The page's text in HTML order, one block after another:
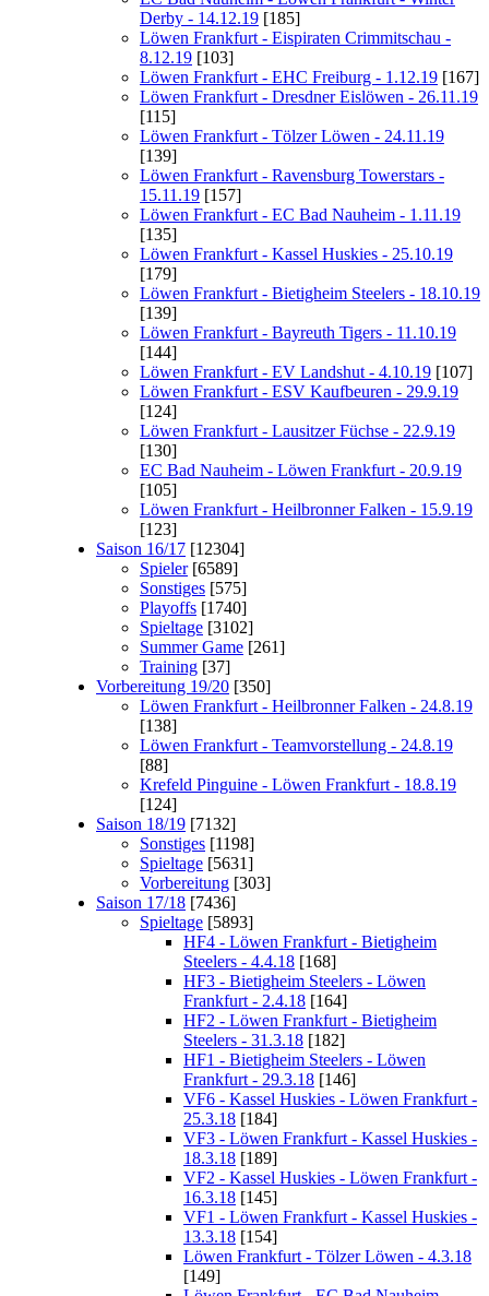
Derby - 14.12.19 [185]
Löwen Frankfurt - Eispiraten Crimmitschau -
8.12.19 [103]
Löwen Frankfurt - EHC Freiburg - 1.12.19 [167]
Löwen Frankfurt - Dresdner Eislöwen - 26.11.19
[115]
Löwen Frankfurt - Tölzer Löwen - 24.11.19
[139]
Löwen Frankfurt - Ravensburg Towerstars -
15.11.19 [157]
Löwen Frankfurt - EC Bad Nauheim - 1.11.19
[135]
Löwen Frankfurt - Kassel Huskies - 25.10.19
[179]
Löwen Frankfurt - Bietigheim Steelers - 18.10.19
[139]
Löwen Frankfurt - Bayreuth Tigers - 11.10.19
[144]
Löwen Frankfurt - EV Landshut - 4.10.19 [107]
Löwen Frankfurt - ESV Kaufbeuren - 29.9.19
[124]
Löwen Frankfurt - Lausitzer Füchse - 22.9.19
[130]
EC Bad Nauheim - Löwen Frankfurt - 20.9.19
[105]
Löwen Frankfurt - Heilbronner Falken - 15.9.19
[123]
Saison 16/17 [12304]
Spieler[6589]
Sonstiges [575]
Playoffs [1740]
Spieltage [3102]
Summer Game [261]
Training [37]
Vorbereitung 19/20 [350]
Löwen Frankfurt - Heilbronner Falken - 24.8.19
[138]
Löwen Frankfurt - Teamvorstellung - 24.8.19
[88]
Krefeld Pinguine - Löwen Frankfurt - 18.8.19
[124]
Saison 18/19 [7132]
Sonstiges [1198]
Spieltage [5631]
Vorbereitung [303]
Saison 17/18 [7436]
Spieltage [5893]
HF4 - Löwen Frankfurt - Bietigheim
Steelers - 4.4.18 [168]
HF3 - Bietigheim Steelers - Löwen
Frankfurt - 2.4.18 [164]
HF2 - Löwen Frankfurt - Bietigheim
Steelers - 31.3.18 [182]
HF1 - Bietigheim Steelers - Löwen
Frankfurt - 29.3.18 [146]
VF6 - Kassel Huskies - Löwen Frankfurt -
25.3.18 [184]
VF3 - Löwen Frankfurt - Kassel Huskies -
18.3.18 [189]
VF2 - Kassel Huskies - Löwen Frankfurt -
16.3.18 [145]
VF1 - Löwen Frankfurt - Kassel Huskies -
13.3.18 [154]
Löwen Frankfurt - Tölzer Löwen - 4.3.18
[149]